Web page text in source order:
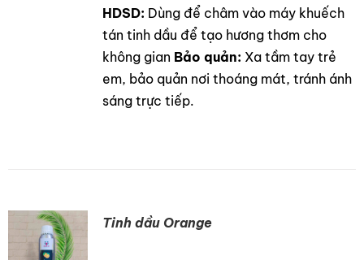
HDSD: Dùng để châm vào máy khuếch
tán tinh dầu để tạo hương thơm cho
không gian Bảo quản: Xa tầm tay trẻ
em, bảo quản nơi thoáng mát, tránh ánh
sáng trực tiếp.
Tinh dầu Orange